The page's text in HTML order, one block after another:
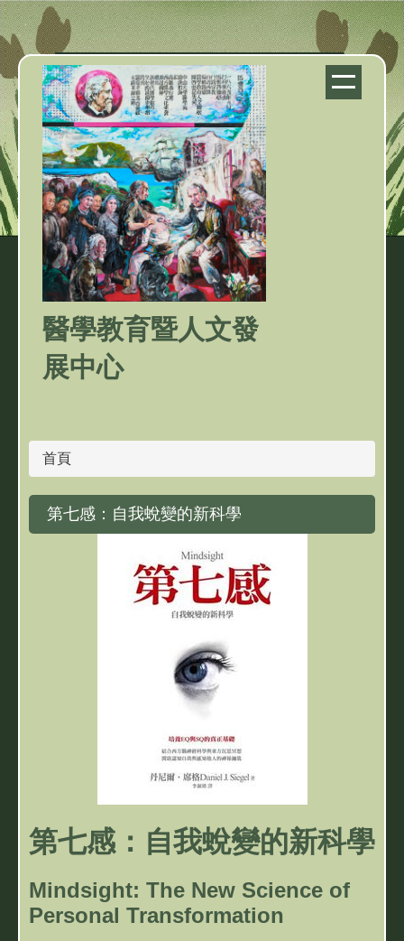
跳
到
主
要
內
容
區
塊
醫學教育暨人文發
展中心
首頁
第七感：自我蛻變的新科學
第七感：自我蛻變的新科學
Mindsight: The New Science of
Personal Transformation